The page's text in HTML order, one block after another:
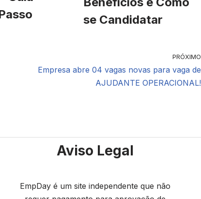
se Candidatar
PRÓXIMO
Empresa abre 04 vagas novas para vaga de
AJUDANTE OPERACIONAL!
Aviso Legal
EmpDay é um site independente que não